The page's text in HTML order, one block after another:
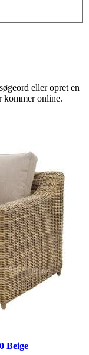
eller opret en
kommer online.
Beige